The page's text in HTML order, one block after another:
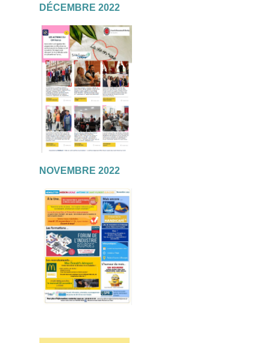
DÉCEMBRE 2022
NOVEMBRE 2022